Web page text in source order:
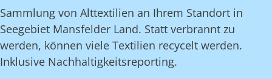
Sammlung von Alttextilien an Ihrem Standort in
Seegebiet Mansfelder Land. Statt verbrannt zu
werden, können viele Textilien recycelt werden.
Inklusive Nachhaltigkeitsreporting.